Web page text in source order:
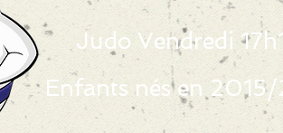
Judo Vendredi
Enfants nés en